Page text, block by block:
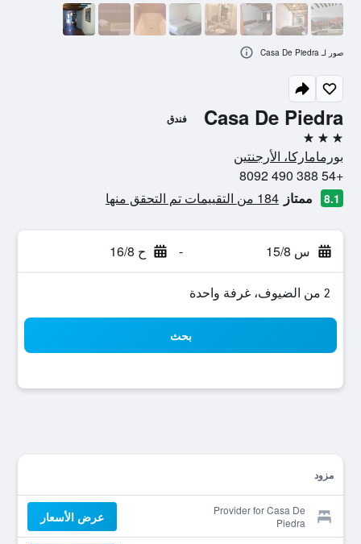
Casa De Piedra فندق
3 نجوم
بورماماركا، الأرجنتين
+54 388 490 8092
8.1 ممتاز 184 من التقييمات تم التحقق منها
س 15/8 - ح 16/8
2 من الضيوف، غرفة واحدة
بحث
مزود
Provider for Casa De
Piedra
عرض الأسعار
صور لـ Casa De Piedra